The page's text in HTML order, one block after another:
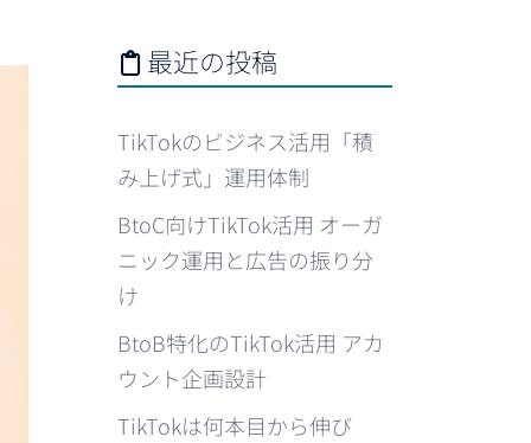
最近の投稿
TikTokのビジネス活用「積
み上げ式」運用体制
BtoC向けTikTok活用 オーガ
ニック運用と広告の振り分
け
BtoB特化のTikTok活用 アカ
ウント企画設計
TikTokは何本目から伸び